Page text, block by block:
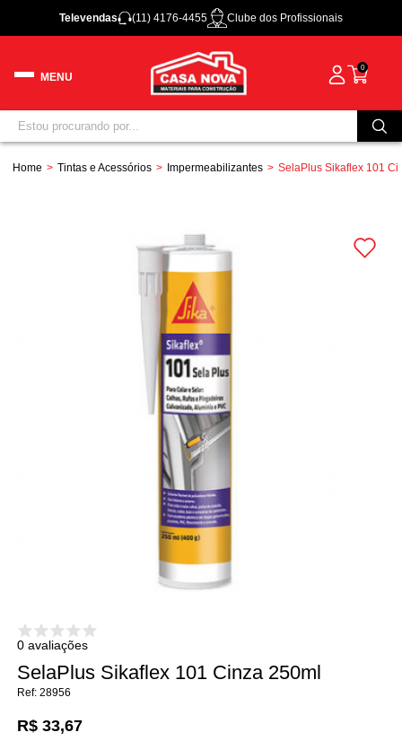
Televendas (11) 4176-4455 Clube dos Profissionais
0
Home Tintas e Acessórios Impermeabilizantes SelaPlus Sikaflex 101
0 avaliações
SelaPlus Sikaflex 101 Cinza 250ml
28956
R$ 33,67